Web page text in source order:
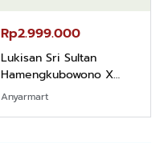
Rp2.999.000
Lukisan Sri Sultan
Hamengkubowono X
dari Kopi Karya Rudi
Winarso
Anyarmart